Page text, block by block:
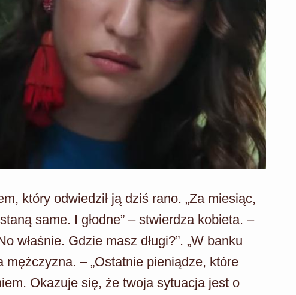
który odwiedził ją dziś rano. „Za miesiąc,
same. I głodne” – stwierdza kobieta. –
właśnie. Gdzie masz długi?”. „W banku
– „Ostatnie pieniądze, które
Okazuje się, że twoja sytuacja jest o